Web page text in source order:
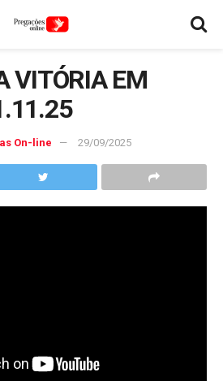
VITÓRIA EM
On-line 29/09/2025